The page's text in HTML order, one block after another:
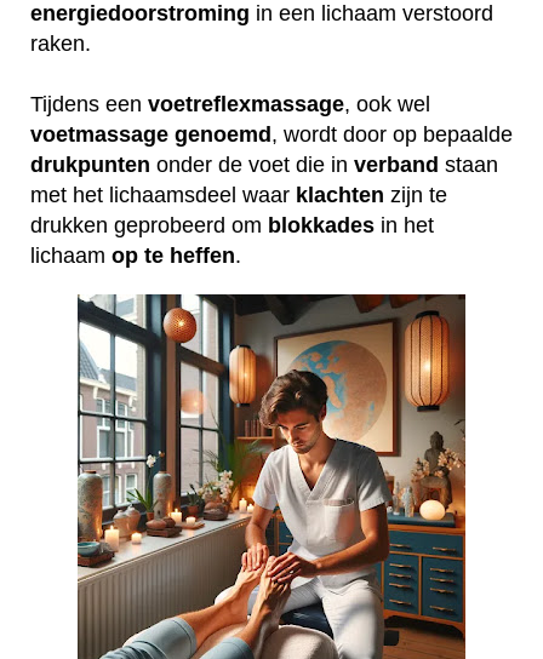
energiedoorstroming in een lichaam verstoord
raken.
Tijdens een voetreflexmassage, ook wel
voetmassage genoemd , wordt door op bepaalde
drukpunten onder de voet die in verband staan
met het lichaamsdeel waar klachten zijn te
drukken geprobeerd om blokkades in het
lichaam op te heffen.